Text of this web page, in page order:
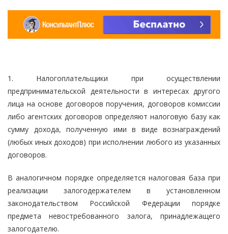
1. Налогоплательщики при осуществлении
предпринимательской деятельности в интересах другого
лица на основе договоров поручения, договоров комиссии
либо агентских договоров определяют налоговую базу как
сумму дохода, полученную ими в виде вознаграждений
(любых иных доходов) при исполнении любого из указанных
договоров.
В аналогичном порядке определяется налоговая база при
реализации залогодержателем в установленном
законодательством Российской Федерации порядке
предмета невостребованного залога, принадлежащего
залогодателю.